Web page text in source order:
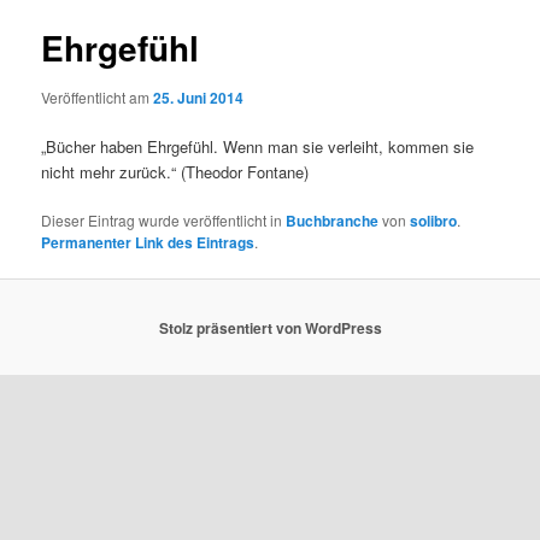
Ehrgefühl
Veröffentlicht am25. Juni 2014
„Bücher haben Ehrgefühl. Wenn man sie verleiht, kommen sie
nicht mehr zurück.“ (Theodor Fontane)
Dieser Eintrag wurde veröffentlicht in Buchbranchevonsolibro.
Permanenter Link des Eintrags.
Stolz präsentiert von WordPress